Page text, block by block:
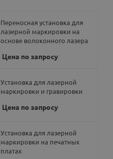
Переносная установка для
лазерной маркировки на
основе волоконного лазера
Цена по запросу
Установка для лазерной
маркировки и гравировки
Цена по запросу
Установка для лазерной
маркировки на печатных
платах